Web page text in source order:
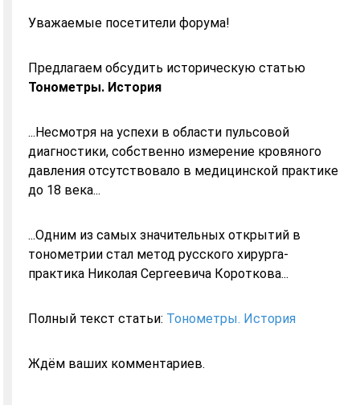
Уважаемые посетители форума!
Предлагаем обсудить историческую статью
Тонометры. История
...Несмотря на успехи в области пульсовой
диагностики, собственно измерение кровяного
давления отсутствовало в медицинской практике
до 18 века...
...Одним из самых значительных открытий в
тонометрии стал метод русского хирурга-
практика Николая Сергеевича Короткова...
Полный текст статьи: Тонометры. История
Ждём ваших комментариев.